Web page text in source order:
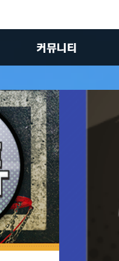
유저공략실
이미지게시판
제안합니다
팬아트게시판
크루 홍보 게시판